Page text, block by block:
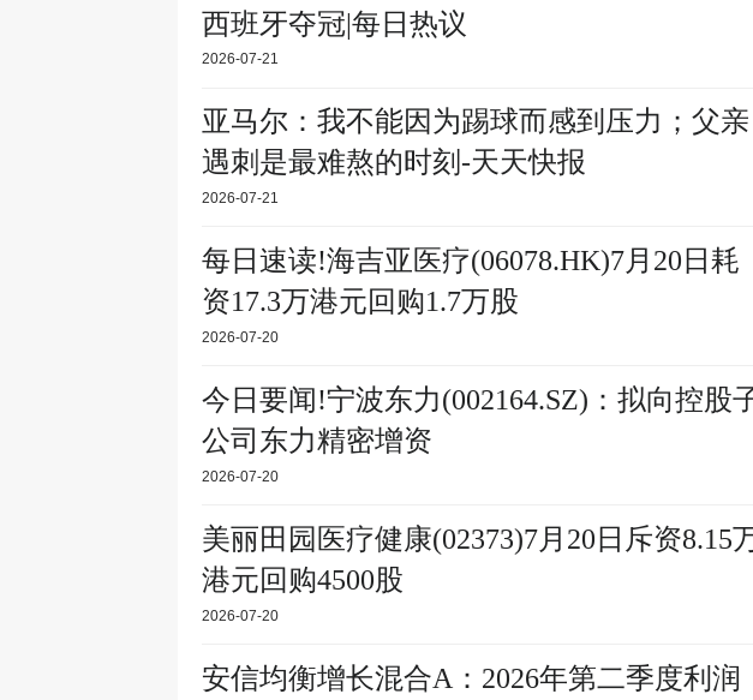
西班牙夺冠|每日热议
2026-07-21
亚马尔：我不能因为踢球而感到压力；父亲
遇刺是最难熬的时刻-天天快报
2026-07-21
每日速读!海吉亚医疗(06078.HK)7月20日耗
资17.3万港元回购1.7万股
2026-07-20
今日要闻!宁波东力(002164.SZ)：拟向控股
公司东力精密增资
2026-07-20
美丽田园医疗健康(02373)7月20日斥资8.15
港元回购4500股
2026-07-20
安信均衡增长混合A：2026年第二季度利润